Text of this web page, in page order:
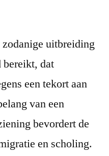
uitbreiding
bereikt, dat
een tekort aan
van een
bevordert de
en scholing.